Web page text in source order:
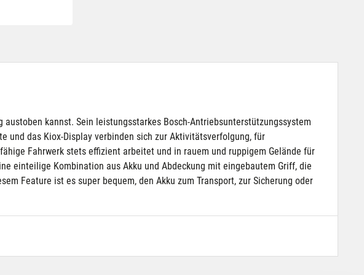
kannst. Sein leistungsstarkes Bosch-Antriebsunterstützungssystem
und das Kiox-Display verbinden sich zur Aktivitätsverfolgung, für
Fahrwerk stets effizient arbeitet und in rauem und ruppigem Gelände für
einteilige Kombination aus Akku und Abdeckung mit eingebautem Griff, die
Feature ist es super bequem, den Akku zum Transport, zur Sicherung oder